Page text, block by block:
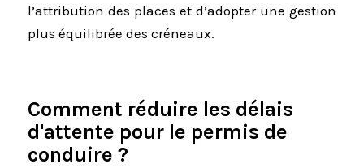
l’attribution des places et d’adopter une gestion
plus équilibrée des créneaux.
Comment réduire les délais
d'attente pour le permis de
conduire ?